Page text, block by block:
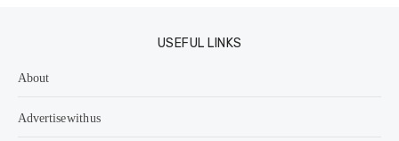
USEFUL LINKS
About
Advertise with us